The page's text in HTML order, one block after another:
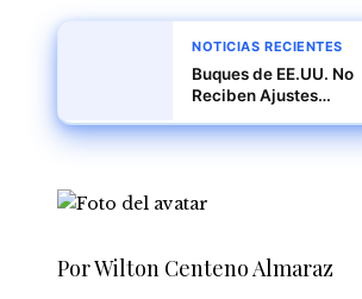
NOTICIAS RECIENTES
Buques de EE.UU. No
Reciben Ajustes
ACP
Por Wilton Centeno Almaraz